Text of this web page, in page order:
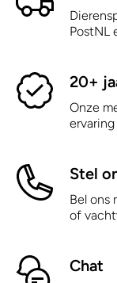
PostNL
20+
Onze
ervaring
Stel
Bel ons
of
Chat